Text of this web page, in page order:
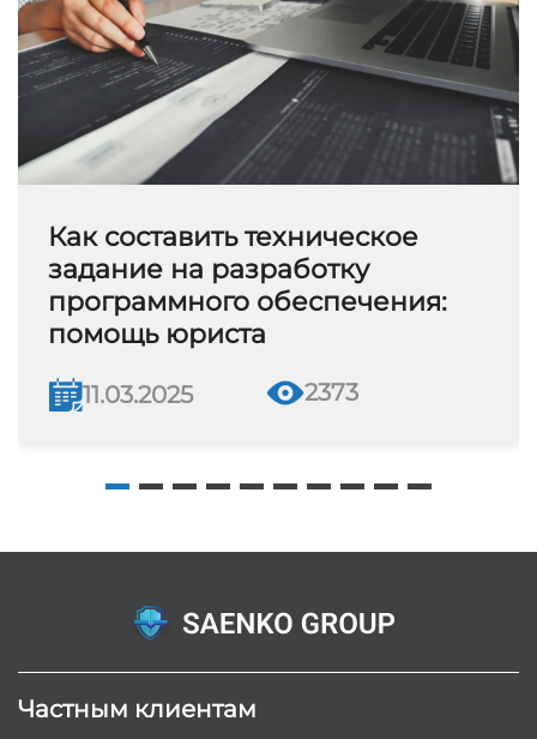
Как составить техническое
задание на разработку
программного обеспечения:
помощь юриста
11.03.2025 2373
Частным клиентам